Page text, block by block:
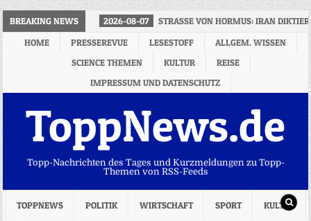
BREAKING NEWS 2026-08-07
STRASSE VON HORMUS: IRAN
HOME
PRESSEREVUE LESESTOFF
ALLGEM. WISSEN
SCIENCE THEMEN
KULTUR
REISE
IMPRESSUM UND DATENSCHUTZ
ToppNews.de
Topp-Nachrichten des Tages und Kurzmeldungen zu Topp-
Themen von RSS-Feeds
TOPPNEWS POLITIK WIRTSCHAFT SPORT KULTUR